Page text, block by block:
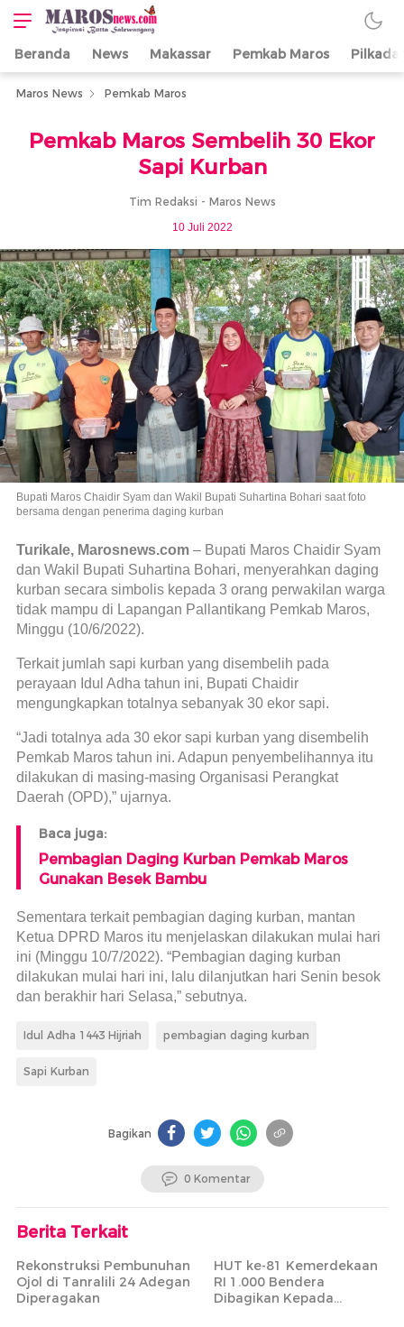
Maros News
Inspirasi Butta
Salewangang
Beranda News Makassar Pemkab Maros Pilkada
Maros News Pemkab Maros
Pemkab Maros Sembelih 30 Ekor
Sapi Kurban
Tim Redaksi - Maros News
10 Juli 2022
Bupati Maros Chaidir Syam dan Wakil Bupati Suhartina Bohari saat foto
bersama dengan penerima daging kurban
Turikale, Marosnews.com – Bupati Maros Chaidir Syam
dan Wakil Bupati Suhartina Bohari, menyerahkan daging
kurban secara simbolis kepada 3 orang perwakilan warga
tidak mampu di Lapangan Pallantikang Pemkab Maros,
Minggu (10/6/2022).
Terkait jumlah sapi kurban yang disembelih pada
perayaan Idul Adha tahun ini, Bupati Chaidir
mengungkapkan totalnya sebanyak 30 ekor sapi.
“Jadi totalnya ada 30 ekor sapi kurban yang disembelih
Pemkab Maros tahun ini. Adapun penyembelihannya itu
dilakukan di masing-masing Organisasi Perangkat
Daerah (OPD),” ujarnya.
Baca juga:
Pembagian Daging Kurban Pemkab Maros
Gunakan Besek Bambu
Sementara terkait pembagian daging kurban, mantan
Ketua DPRD Maros itu menjelaskan dilakukan mulai hari
ini (Minggu 10/7/2022). “Pembagian daging kurban
dilakukan mulai hari ini, lalu dilanjutkan hari Senin besok
dan berakhir hari Selasa,” sebutnya.
Idul Adha 1443 Hijriah pembagian daging kurban
Sapi Kurban
Bagikan
0 Komentar
Berita Terkait
Rekonstruksi Pembunuhan
Ojol di Tanralili 24 Adegan
Diperagakan
HUT ke-81 Kemerdekaan
RI 1.000 Bendera
Dibagikan Kepada